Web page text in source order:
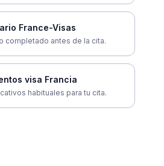
France-Visas
completado antes de la cita.
visa Francia
habituales para tu cita.